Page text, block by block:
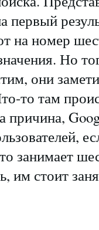
на номер
Но
они
то там
причина,
занимает
стоит